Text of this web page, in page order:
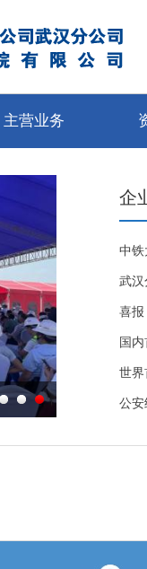
主营业务
喜报！武汉
企
中铁
喜报
国
世界